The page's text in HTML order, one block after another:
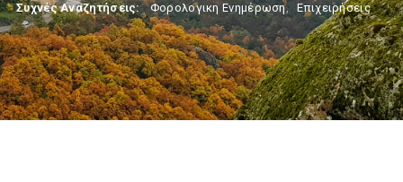
Συχνές Αναζητήσεις: Φορολογικη Ενημέρωση, Επιχειρήσεις